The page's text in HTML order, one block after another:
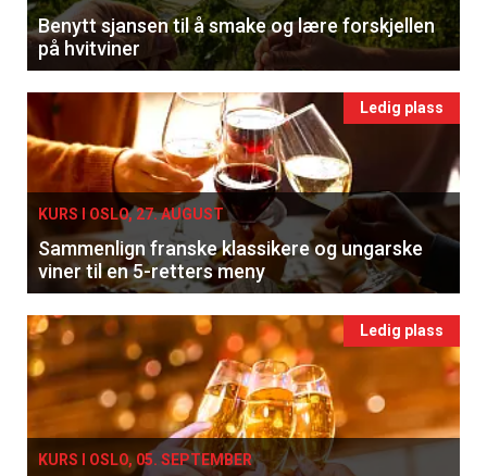
Benytt sjansen til å smake og lære forskjellen
på hvitviner
Ledig plass
KURS I OSLO, 27. AUGUST
Sammenlign franske klassikere og ungarske
viner til en 5-retters meny
Ledig plass
KURS I OSLO, 05. SEPTEMBER